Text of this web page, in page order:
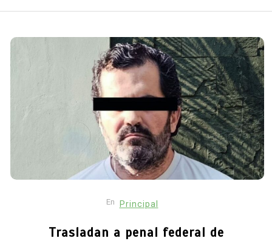
En Principal
Trasladan a penal federal de